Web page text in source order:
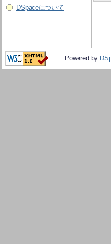
DSpaceについて
Powered by